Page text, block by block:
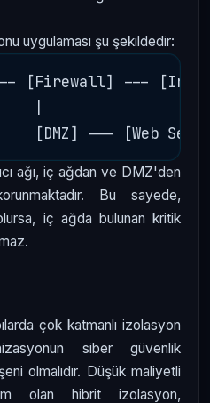
uygulaması şu şekildedir:
--- [Firewall] ---
ağı, iç ağdan ve DMZ'den
Bu sayede,
olursa, iç ağda bulunan kritik
çok katmanlı izolasyon
siber güvenlik
olmalıdır. Düşük maliyetli
olan hibrit izolasyon,